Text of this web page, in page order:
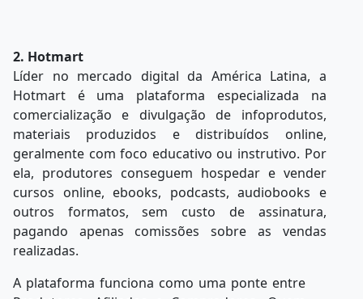
2. Hotmart
Líder no mercado digital da América Latina, a
Hotmart
é uma plataforma
especializada na
comercialização e divulgação de infoprodutos,
materiais produzidos e distribuídos online,
geralmente com foco educativo ou instrutivo. Por
ela, produtores conseguem hospedar e vender
cursos online, ebooks, podcasts, audiobooks e
outros formatos, sem custo de assinatura,
pagando apenas comissões sobre as vendas
realizadas.
A plataforma funciona como uma ponte entre